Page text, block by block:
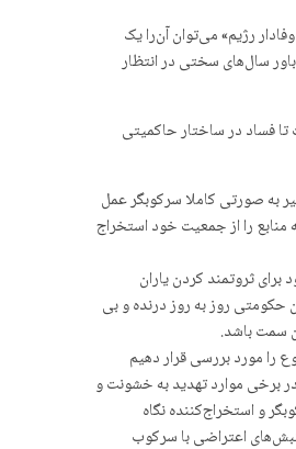
رژیم» می‌توان آن‌را یک
سال‌های سختی در انتظار
فساد در ساختار حاکمیتی
به صورتی کاملا سرکوبگر عمل
را از جمعیت خود استخراج
ثروتمند کردن یاران
حکومتی روز به روز درنده و بی
سمت باشد.
را مورد بررسی قرار دهیم
و در برخی موارد تهدید به خشونت و
و استخراج‌کننده نگاه
اعتراضی با سرکوب